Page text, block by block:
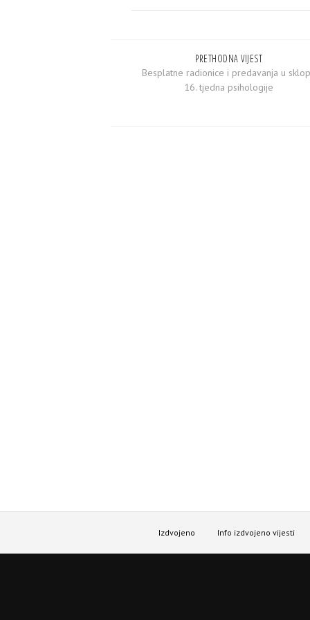
PRETHODNA VIJEST
Besplatne radionice i predavanja u
16. tjedna psihologije
Izdvojeno Info izdvojeno vijesti